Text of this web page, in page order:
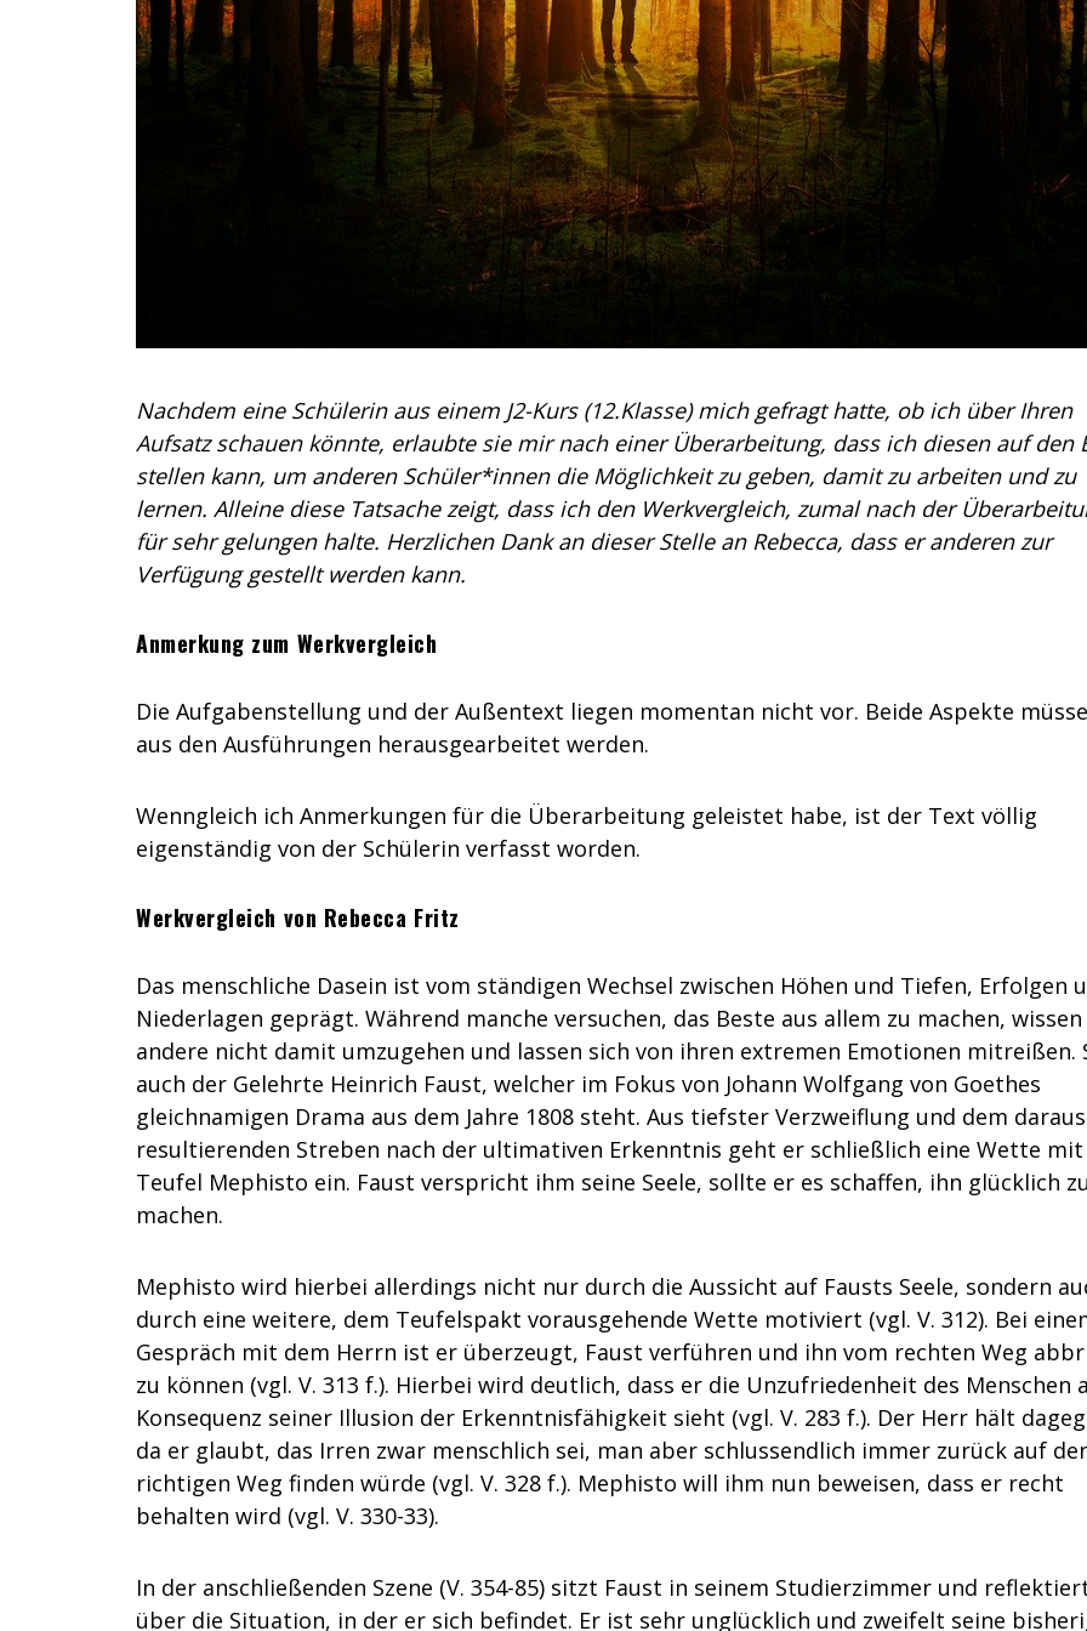
Nachdem eine Schülerin aus einem J2-Kurs (12.Klasse) mich gefragt hatte, ob ich über Ihren
Aufsatz schauen könnte, erlaubte sie mir nach einer Überarbeitung, dass ich diesen auf den
stellen kann, um anderen Schüler*innen die Möglichkeit zu geben, damit zu arbeiten und zu
lernen. Alleine diese Tatsache zeigt, dass ich den Werkvergleich, zumal nach der
für sehr gelungen halte. Herzlichen Dank an dieser Stelle an Rebecca, dass er anderen zur
Verfügung gestellt werden kann.
Anmerkung zum Werkvergleich
Die Aufgabenstellung und der Außentext liegen momentan nicht vor. Beide Aspekte
aus den Ausführungen herausgearbeitet werden.
Wenngleich ich Anmerkungen für die Überarbeitung geleistet habe, ist der Text völlig
eigenständig von der Schülerin verfasst worden.
Werkvergleich von Rebecca Fritz
Das menschliche Dasein ist vom ständigen Wechsel zwischen Höhen und Tiefen, Erfolgen
Niederlagen geprägt. Während manche versuchen, das Beste aus allem zu machen, wissen
andere nicht damit umzugehen und lassen sich von ihren extremen Emotionen mitreißen.
auch der Gelehrte Heinrich Faust, welcher im Fokus von Johann Wolfgang von Goethes
gleichnamigen Drama aus dem Jahre 1808 steht. Aus tiefster Verzweiflung und dem daraus
resultierenden Streben nach der ultimativen Erkenntnis geht er schließlich eine Wette
Teufel Mephisto ein. Faust verspricht ihm seine Seele, sollte er es schaffen, ihn glücklich
machen.
Mephisto wird hierbei allerdings nicht nur durch die Aussicht auf Fausts Seele, sondern
durch eine weitere, dem Teufelspakt vorausgehende Wette motiviert (vgl. V. 312). Bei
Gespräch mit dem Herrn ist er überzeugt, Faust verführen und ihn vom rechten Weg
zu können (vgl. V. 313 f.). Hierbei wird deutlich, dass er die Unzufriedenheit des Menschen
Konsequenz seiner Illusion der Erkenntnisfähigkeit sieht (vgl. V. 283 f.). Der Herr hält
da er glaubt, das Irren zwar menschlich sei, man aber schlussendlich immer zurück auf
richtigen Weg finden würde (vgl. V. 328 f.). Mephisto will ihm nun beweisen, dass er recht
behalten wird (vgl. V. 330-33).
In der anschließenden Szene (V. 354-85) sitzt Faust in seinem Studierzimmer und
über die Situation, in der er sich befindet. Er ist sehr unglücklich und zweifelt seine